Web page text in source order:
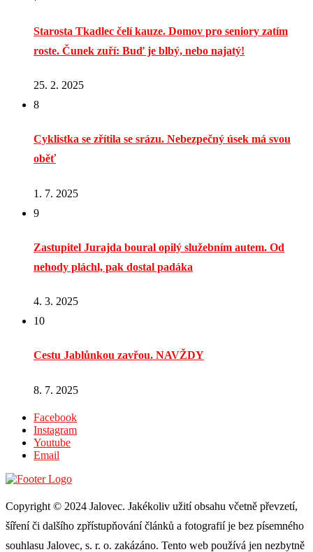
Starosta Tkadlec čelí kauze. Domov pro seniory zatím
roste. Čunek zuří: Buď je blbý, nebo najatý!
25. 2. 2025
8
Cyklistka se zřítila se srázu. Nebezpečný úsek má svou
oběť
1. 7. 2025
9
Zastupitel Jurajda boural opilý služebním autem. Od
nehody pláchl, pak dostal padáka
4. 3. 2025
10
Cestu Jablůnkou zavřou. NAVŽDY
8. 7. 2025
Facebook
Instagram
Youtube
Email
Copyright © 2024 Jalovec. Jakékoliv užití obsahu včetně převzetí,
šíření či dalšího zpřístupňování článků a fotografií je bez písemného
souhlasu Jalovec, s. r. o. zakázáno. Tento web používá jen nezbytně